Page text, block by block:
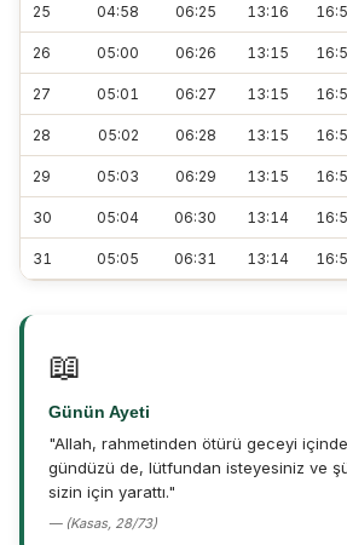
25 04:58 06:25 13:16
26 05:00 06:26 13:15
27 05:01 06:27 13:15
28 05:02 06:28 13:15
29 05:03 06:29 13:15
30 05:04 06:30 13:14
31 05:05 06:31 13:14
📖
Günün Ayeti
"Allah, rahmetinden ötürü geceyi
gündüzü de, lütfundan isteyesiniz ve
sizin için yarattı."
— (Kasas, 28/73)